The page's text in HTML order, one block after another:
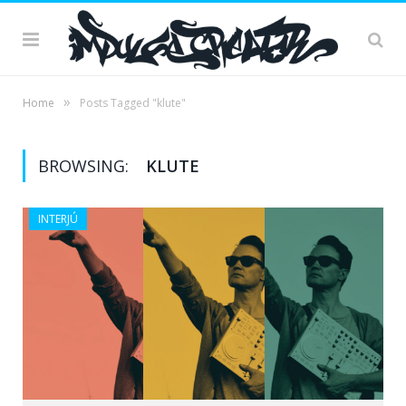
Home » Posts Tagged "klute"
BROWSING: KLUTE
INTERJÚ